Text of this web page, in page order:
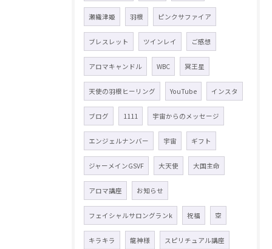
瀬織津姫 羽根 ピンクサファイア
ブレスレット ツインレイ ご感想
アロマキャンドル WBC 冥王星
天使の羽根ヒーリング YouTube インスタ
ブログ 1111 宇宙からのメッセージ
エンジェルナンバー 宇宙 ギフト
ジャーメインGSVF 大天使 大国主命
アロマ講座 お知らせ
フェイシャルサロングランk 祝福 空
キラキラ 龍神様 スピリチュアル講座